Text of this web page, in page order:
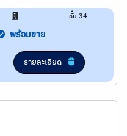
- ชั้น 34
พร้อมขาย
รายละเอียด